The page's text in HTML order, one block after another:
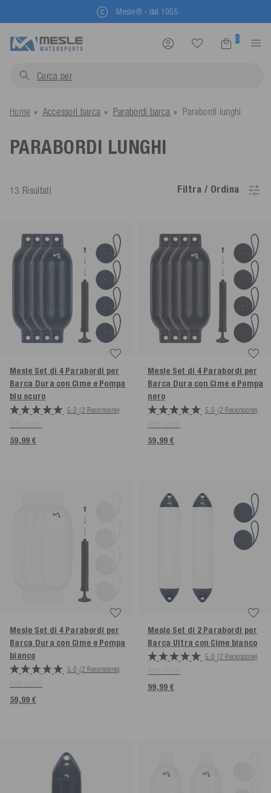
Mesle® - dal 1955
0
Cerca per
Home Accessori barca Parabordi barca Parabordi lunghi
PARABORDI LUNGHI
13 Risultati Filtra / Ordina
Mesle Set di 4 Parabordi per
Barca Dura con Cime e Pompa
blu scuro
5.0 (2 Recensione)
59,99 €
Mesle Set di 4 Parabordi per
Barca Dura con Cime e Pompa
nero
5.0 (2 Recensione)
59,99 €
Mesle Set di 4 Parabordi per
Barca Dura con Cime e Pompa
bianco
5.0 (2 Recensione)
59,99 €
Mesle Set di 2 Parabordi per
Barca Ultra con Cime bianco
5.0 (2 Recensione)
99,99 €